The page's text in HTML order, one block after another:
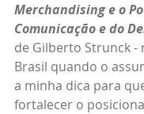
Merchandising e o
Comunicação e do
de Gilberto Strunck -
Brasil quando o
a minha dica para
fortalecer o